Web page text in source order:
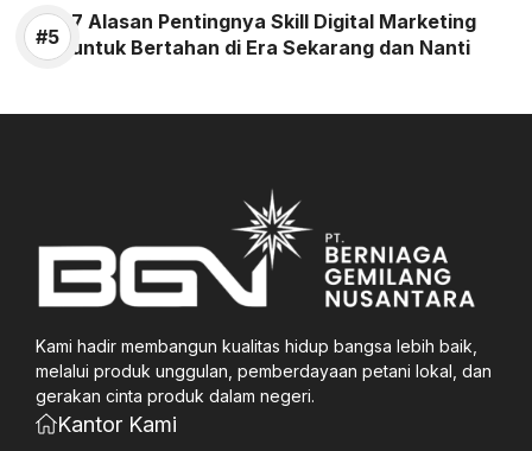
7 Alasan Pentingnya Skill Digital Marketing
untuk Bertahan di Era Sekarang dan Nanti
Kami hadir membangun kualitas hidup bangsa lebih baik,
melalui produk unggulan, pemberdayaan petani lokal, dan
gerakan cinta produk dalam negeri.
Kantor Kami